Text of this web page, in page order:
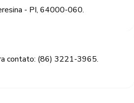
- PI, 64000-060.
contato: (86) 3221-3965.